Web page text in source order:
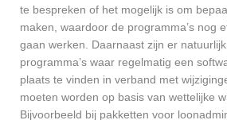
te bespreken of het mogelijk is om
maken, waardoor de programma’s nog
gaan werken. Daarnaast zijn er
programma’s waar regelmatig een
plaats te vinden in verband met
moeten worden op basis van wettelijke
Bijvoorbeeld bij pakketten voor